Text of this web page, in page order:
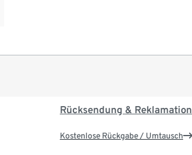
Rücksendung & Reklamation
Kostenlose Rückgabe / Umtausch